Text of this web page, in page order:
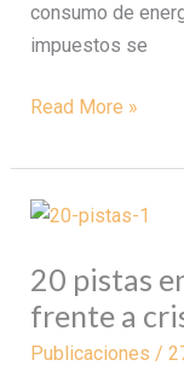
consumo de
impuestos se
Read More »
20 pistas
frente a
Publicaciones /
20
en
política
municipal